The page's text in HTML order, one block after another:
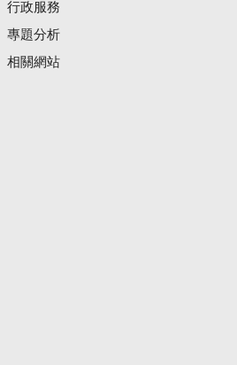
行政服務
專題分析
相關網站